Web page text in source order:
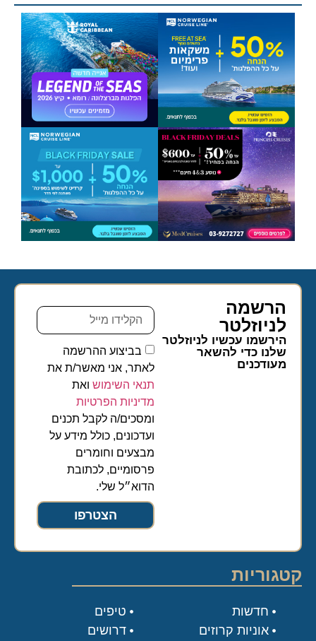
הרשמה
לניוזלטר​
הירשמו עכשיו לניוזלטר
שלנו כדי להשאר
מעודכנים
בביצוע ההרשמה
לאתר, אני מאשר/ת את
תנאי השימושואת
מדיניות הפרטיות
ומסכים/ה לקבל תכנים
ועדכונים, כולל מידע על
מבצעים וחומרים
פרסומיים, לכתובת
הדוא״ל שלי.
הצטרפו
קטגוריות
טיפים
דרושים
חדשות
אוניות קרוזים